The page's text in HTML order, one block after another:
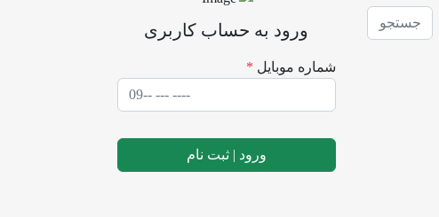
ورود به حساب کاربری
شماره موبایل *
ورود | ثبت نام